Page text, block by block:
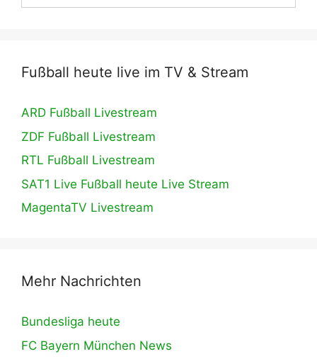
Fußball heute live im TV & Stream
ARD Fußball Livestream
ZDF Fußball Livestream
RTL Fußball Livestream
SAT1 Live Fußball heute Live Stream
MagentaTV Livestream
Mehr Nachrichten
Bundesliga heute
FC Bayern München News